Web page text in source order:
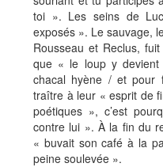
toi ». Les seins de
exposés ». Le sauvage,
Rousseau et Reclus,
que « le loup y
chacal hyène / et pour
traître à leur « esprit de
poétiques », c’est
contre lui ». À la fin du
« buvait son café à la
peine soulevée ».